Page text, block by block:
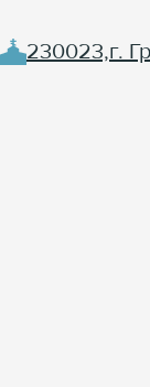
230023,г.